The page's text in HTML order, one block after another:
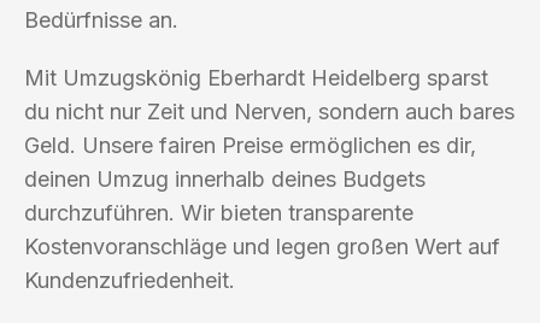
Bedürfnisse an.
Mit Umzugskönig Eberhardt Heidelberg sparst
du nicht nur Zeit und Nerven, sondern auch bares
Geld. Unsere fairen Preise ermöglichen es dir,
deinen Umzug innerhalb deines Budgets
durchzuführen. Wir bieten transparente
Kostenvoranschläge und legen großen Wert auf
Kundenzufriedenheit.